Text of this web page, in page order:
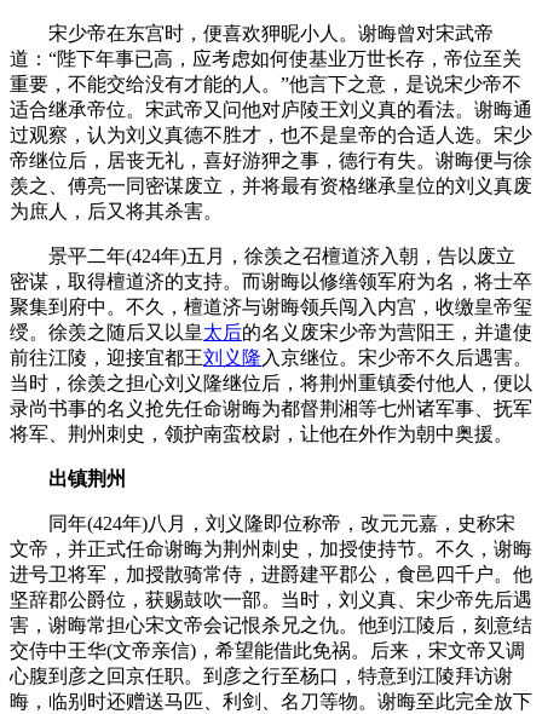
宋少帝在东宫时，便喜欢狎昵小人。谢晦曾对宋武帝
道：“陛下年事已高，应考虑如何使基业万世长存，帝位至关
重要，不能交给没有才能的人。”他言下之意，是说宋少帝不
适合继承帝位。宋武帝又问他对庐陵王刘义真的看法。谢晦通
过观察，认为刘义真德不胜才，也不是皇帝的合适人选。宋少
帝继位后，居丧无礼，喜好游狎之事，德行有失。谢晦便与徐
羡之、傅亮一同密谋废立，并将最有资格继承皇位的刘义真废
为庶人，后又将其杀害。
景平二年(424年)五月，徐羡之召檀道济入朝，告以废立
密谋，取得檀道济的支持。而谢晦以修缮领军府为名，将士卒
聚集到府中。不久，檀道济与谢晦领兵闯入内宫，收缴皇帝玺
绶。徐羡之随后又以皇太后的名义废宋少帝为营阳王，并遣使
前往江陵，迎接宜都王刘义隆 入京继位。宋少帝不久后遇害。
当时，徐羡之担心刘义隆继位后，将荆州重镇委付他人，便以
录尚书事的名义抢先任命谢晦为都督荆湘等七州诸军事、抚军
将军、荆州刺史，领护南蛮校尉，让他在外作为朝中奥援。
出镇荆州
同年(424年)八月，刘义隆即位称帝，改元元嘉，史称宋
文帝，并正式任命谢晦为荆州刺史，加授使持节。不久，谢晦
进号卫将军，加授散骑常侍，进爵建平郡公，食邑四千户。他
坚辞郡公爵位，获赐鼓吹一部。当时，刘义真、宋少帝先后遇
害，谢晦常担心宋文帝会记恨杀兄之仇。他到江陵后，刻意结
交侍中王华(文帝亲信)，希望能借此免祸。后来，宋文帝又调
心腹到彦之回京任职。到彦之行至杨口，特意到江陵拜访谢
晦，临别时还赠送马匹、利剑、名刀等物。谢晦至此完全放下